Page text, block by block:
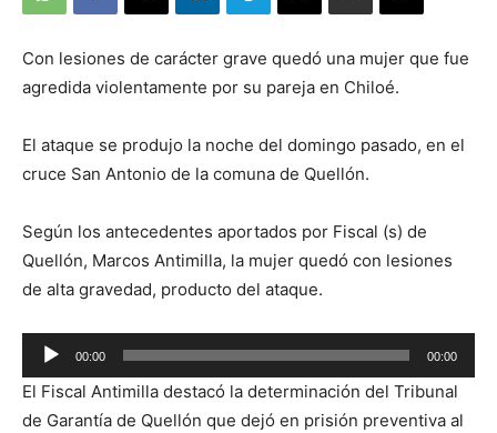
Con lesiones de carácter grave quedó una mujer que fue
agredida violentamente por su pareja en Chiloé.
El ataque se produjo la noche del domingo pasado, en el
cruce San Antonio de la comuna de Quellón.
Según los antecedentes aportados por Fiscal (s) de
Quellón, Marcos Antimilla, la mujer quedó con lesiones
de alta gravedad, producto del ataque.
Reproductor
de
audio
00:00 00:00
El Fiscal Antimilla destacó la determinación del Tribunal
de Garantía de Quellón que dejó en prisión preventiva al